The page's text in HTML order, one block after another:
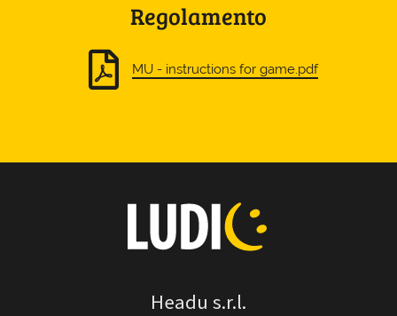
Regolamento
MU - instructions for game.pdf
Headu s.r.l.